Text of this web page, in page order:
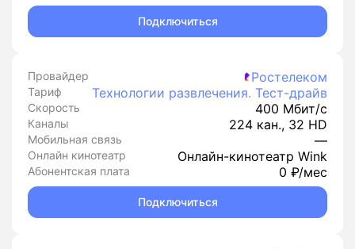
Подключиться
Провайдер Ростелеком
Тариф Технологии развлечения. Тест-драйв
Скорость 400 Мбит/с
Каналы 224 кан., 32 HD
Мобильная связь —
Онлайн кинотеатр Онлайн-кинотеатр Wink
Абонентская плата 0 ₽/мес
Подключиться